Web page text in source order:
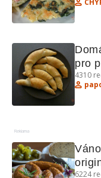
pro
4310
Reklama
6224